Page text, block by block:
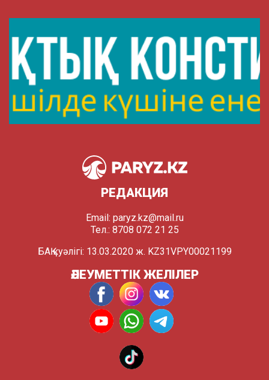
РЕДАКЦИЯ
Email: paryz.kz@mail.ru
Тел.: 8708 072 21 25
БАҚ куәлігі: 13.03.2020 ж. KZ31VPY00021199
ӘЛЕУМЕТТІК ЖЕЛІЛЕР